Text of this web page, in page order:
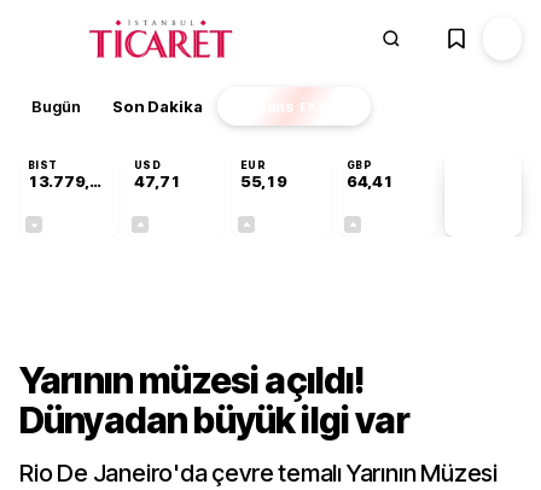
Bugün Son Dakika Finans EKSTRA
BIST
13.779,39
USD
47,71
EUR
55,19
GBP
64,41
Yarının müzesi açıldı!
Dünyadan büyük ilgi var
Rio De Janeiro'da çevre temalı Yarının Müzesi